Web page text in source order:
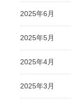
2025年6月
2025年5月
2025年4月
2025年3月